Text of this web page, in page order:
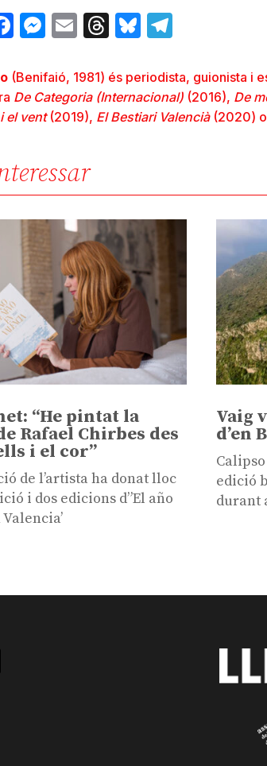
Facebook
Messenger
EmailThreads
Bluesky
(Benifaió, 1981) és periodista, guionista i
De Categoria (Internacional) (2016), De
el vent(2019), El Bestiari Valencià(2020) o
“He pintat la
Rafael Chirbes des
i el cor”
de l’artista ha donat lloc
i dos edicions d”El año
Vaig
d’en
edició
durant